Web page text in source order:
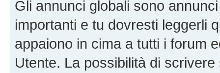
Gli annunci globali sono
importanti e tu dovresti leggerli
appaiono in cima a tutti i forum
Utente. La possibilità di